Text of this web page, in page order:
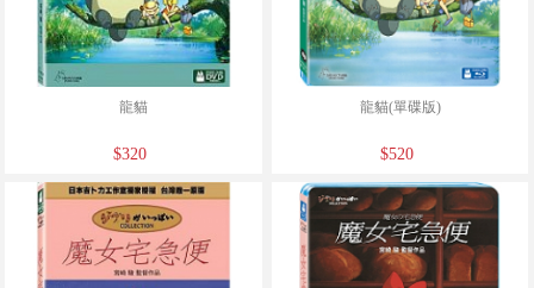
龍貓
$320
龍貓(單碟版)
$520